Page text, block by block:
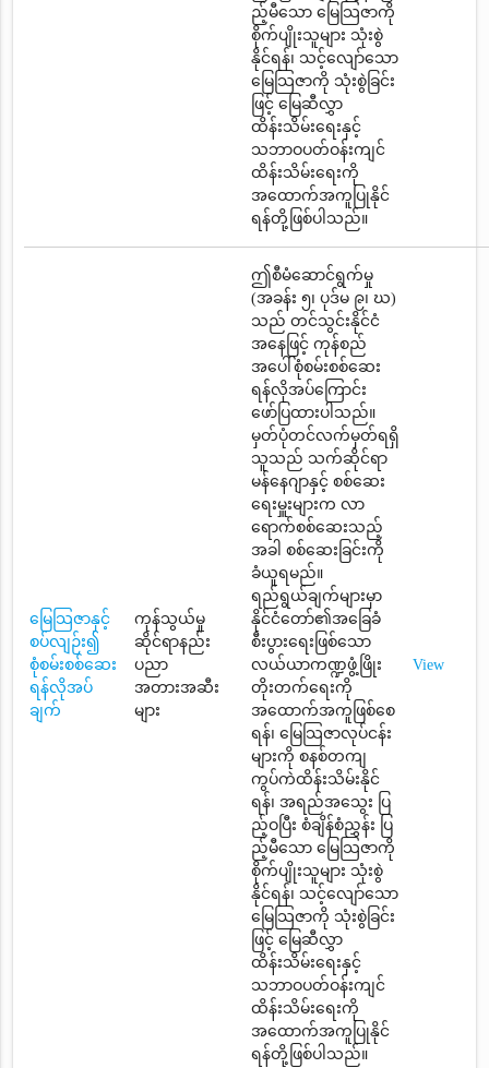
ည့်မီသော မြေသြဇာကို
စိုက်ပျိုးသူများ သုံးစွဲ
နိုင်ရန်၊ သင့်လျော်သော
မြေသြဇာကို သုံးစွဲခြင်း
ဖြင့် မြေဆီလွှာ
ထိန်းသိမ်းရေးနှင့်
သဘာဝပတ်ဝန်းကျင်
ထိန်းသိမ်းရေးကို
အထောက်အကူပြုနိုင်
ရန်တို့ဖြစ်ပါသည်။
မြေသြဇာနှင့်
စပ်လျဉ်း၍
စုံစမ်းစစ်ဆေး
ရန်လိုအပ်
ချက်
ကုန်သွယ်မှု
ဆိုင်ရာနည်း
ပညာ
အတားအဆီး
များ
ဤစီမံဆောင်ရွက်မှု
(အခန်း ၅၊ ပုဒ်မ ၉၊ ဃ)
သည် တင်သွင်းနိုင်ငံ
အနေဖြင့် ကုန်စည်
အပေါ်စုံစမ်းစစ်ဆေး
ရန်လိုအပ်ကြောင်း
ဖော်ပြထားပါသည်။
မှတ်ပုံတင်လက်မှတ်ရရှိ
သူသည် သက်ဆိုင်ရာ
မန်နေဂျာနှင့် စစ်ဆေး
ရေးမှူးများက လာ
ရောက်စစ်ဆေးသည့်
အခါ စစ်ဆေးခြင်းကို
ခံယူရမည်။
ရည်ရွယ်ချက်များမှာ
နိုင်ငံတော်၏အခြေခံ
စီးပွားရေးဖြစ်သော
လယ်ယာကဏ္ဍဖွံ့ဖြိုး
တိုးတက်ရေးကို
အထောက်အကူဖြစ်စေ
ရန်၊ မြေသြဇာလုပ်ငန်း
များကို စနစ်တကျ
ကွပ်ကဲထိန်းသိမ်းနိုင်
ရန်၊ အရည်အသွေး ပြ
ည့်ဝပြီး စံချိန်စံညွှန်း ပြ
ည့်မီသော မြေသြဇာကို
စိုက်ပျိုးသူများ သုံးစွဲ
နိုင်ရန်၊ သင့်လျော်သော
မြေသြဇာကို သုံးစွဲခြင်း
ဖြင့် မြေဆီလွှာ
ထိန်းသိမ်းရေးနှင့်
သဘာဝပတ်ဝန်းကျင်
ထိန်းသိမ်းရေးကို
အထောက်အကူပြုနိုင်
ရန်တို့ဖြစ်ပါသည်။
View